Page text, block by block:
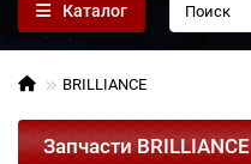
Каталог
BRILLIANCE
Запчасти BRILLIANCE